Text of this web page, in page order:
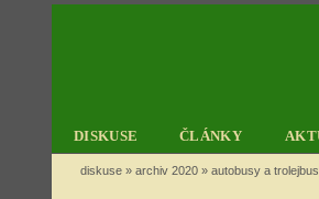
DISKUSE ČLÁNKY
diskuse » archiv 2020 » autobusy a